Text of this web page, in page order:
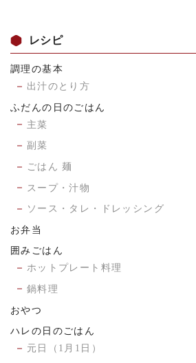
レシピ
調理の基本
出汁のとり方
ふだんの日のごはん
主菜
副菜
ごはん 麺
スープ・汁物
ソース・タレ・ドレッシング
お弁当
囲みごはん
ホットプレート料理
鍋料理
おやつ
ハレの日のごはん
元日（1月1日）